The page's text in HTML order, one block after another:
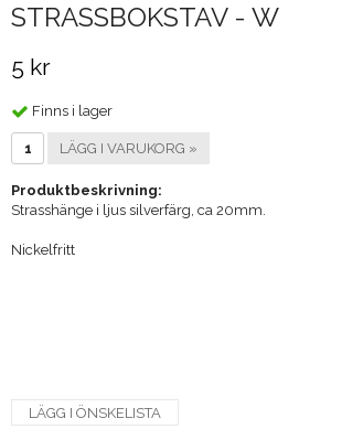
STRASSBOKSTAV - W
5 kr
Finns i lager
LÄGG I VARUKORG »
Produktbeskrivning:
Strasshänge i ljus silverfärg, ca 20mm.
Nickelfritt
LÄGG I ÖNSKELISTA